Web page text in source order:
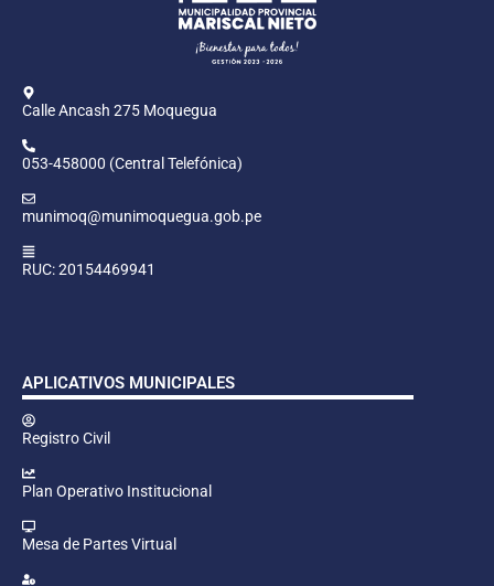
Calle Ancash 275 Moquegua
053-458000 (Central Telefónica)
munimoq@munimoquegua.gob.pe
RUC: 20154469941
APLICATIVOS MUNICIPALES
Registro Civil
Plan Operativo Institucional
Mesa de Partes Virtual